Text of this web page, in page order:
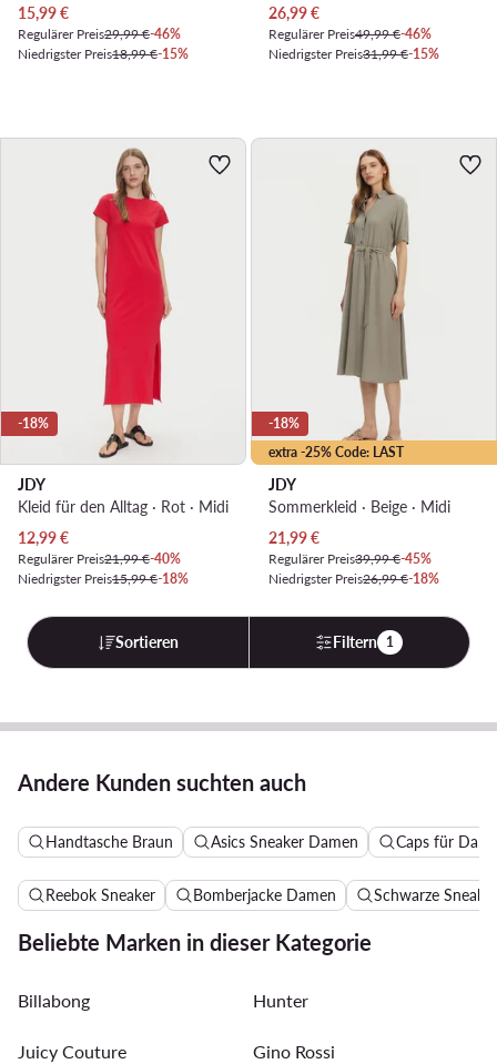
Aktueller Preis
15,99€
Regulärer Preis29,99 €-46%
Niedrigster Preis18,99 €-15%
Aktueller Preis
26,99€
Regulärer Preis49,99 €-46%
Niedrigster Preis31,99 €-15%
-18%
JDY
Kleid für den Alltag · Rot · Midi
Aktueller Preis
12,99€
Regulärer Preis21,99 €-40%
Niedrigster Preis15,99 €-18%
extra -25% Code: LAST
-18%
JDY
Sommerkleid · Beige · Midi
Aktueller Preis
21,99€
Regulärer Preis39,99 €-45%
Niedrigster Preis26,99 €-18%
Sortieren Filtern 1
Andere Kunden suchten auch
Handtasche Braun Asics Sneaker Damen Caps für
Reebok Sneaker Bomberjacke Damen Schwarze
Beliebte Marken in dieser Kategorie
Billabong Hunter
Juicy Couture Gino Rossi